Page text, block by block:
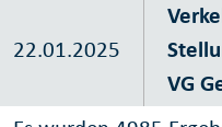
22.01.2025
VG